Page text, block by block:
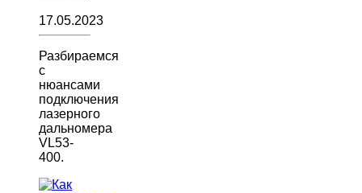
17.05.2023
Разбираемся
с
нюансами
подключения
лазерного
дальномера
VL53-
400.